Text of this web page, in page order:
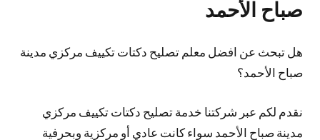
صباح الأحمد
هل تبحث عن افضل معلم تصليح دكتات تكييف مركزي مدينة
صباح الأحمد؟
نقدم لكم عبر شركتنا خدمة تصليح دكتات تكييف مركزي
مدينة صباح الأحمد سواء كانت عادي أو مركزية وبحرفية